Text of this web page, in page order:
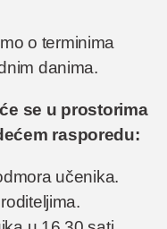
o terminima
danima.
se u prostorima
rasporedu:
učenika.